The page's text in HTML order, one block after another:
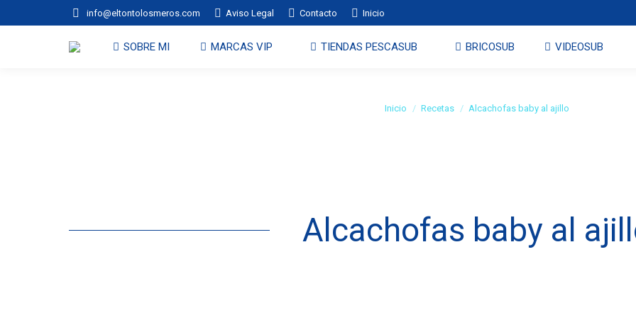
info@eltontolosmeros.com Aviso Legal Contacto Inicio
SOBRE MI MARCAS VIP TIENDAS PESCASUB BRICOSUB VIDEOSUB
Estás aquí:
Inicio Recetas Alcachofas baby al ajillo
Alcachofas baby al